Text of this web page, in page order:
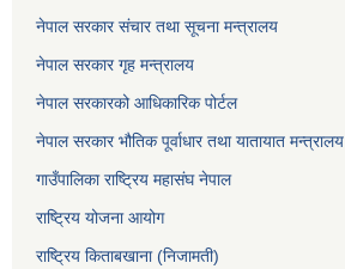
नेपाल सरकार संचार तथा सूचना मन्त्रालय
नेपाल सरकार गृह मन्त्रालय
नेपाल सरकारको आधिकारिक पोर्टल
नेपाल सरकार भौतिक पूर्वाधार तथा यातायात मन्त्रालय
गाउँपालिका राष्ट्रिय महासंघ नेपाल
राष्ट्रिय योजना आयोग
राष्ट्रिय किताबखाना (निजामती)